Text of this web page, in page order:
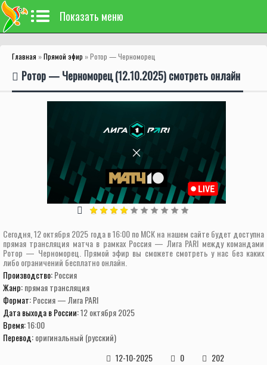
Показать меню
Главная »Прямой эфир » Ротор — Черноморец
Ротор — Черноморец (12.10.2025) смотреть онлайн
Сегодня, 12 октября 2025 года в 16:00 по МСК на нашем сайте будет доступна
прямая трансляция матча в рамках Россия — Лига PARI между командами
Ротор — Черноморец. Прямой эфир вы сможете смотреть у нас без каких
либо ограничений бесплатно онлайн.
Производство:Россия
Жанр:прямая трансляция
Формат:Россия — Лига PARI
Дата выхода в России:12 октября 2025
Время:16:00
Перевод:оригинальный (русский)
12-10-2025
0 202